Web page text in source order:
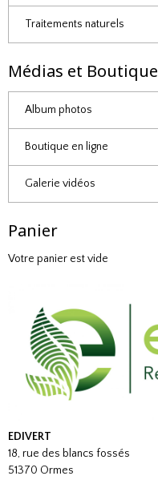
Traitements naturels
Médias et Boutique
Album photos
Boutique en ligne
Galerie vidéos
Panier
Votre panier est vide
EDIVERT
18, rue des blancs fossés
51370 Ormes